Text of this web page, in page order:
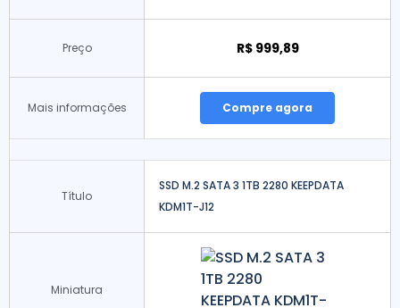
Preço R$ 999,89
Mais informações Compre agora
Título
SSD M.2 SATA 3 1TB 2280 KEEPDATA
KDM1T-J12
Miniatura